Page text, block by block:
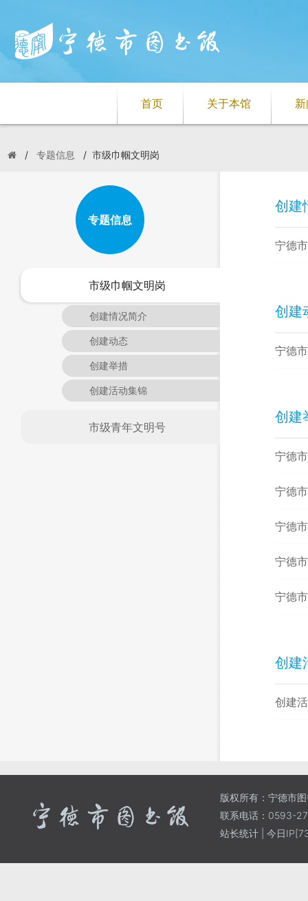
首页 关于本馆
/ 专题信息 / 市级巾帼文明岗
专题信息
市级巾帼文明岗
创建情况简介
创建动态
创建举措
创建活动集锦
市级青年文明号
创建
宁德
创建
宁德
创建
宁德
宁德
宁德
宁德
宁德
创建
创建
版权所有：宁德市
联系电话：0593-
站长统计 | 今日